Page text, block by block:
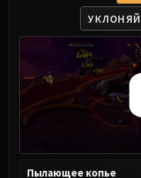
Lady
Пылающее копье